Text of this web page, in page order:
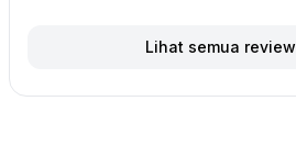
Lihat semua review